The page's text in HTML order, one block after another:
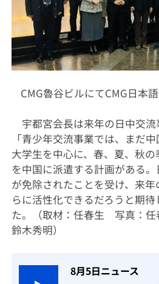
CMG魯谷ビルにてCMG日本
宇都宮会長は来年の日中交流
「青少年交流事業では、まだ
大学生を中心に、春、夏、秋の
を中国に派遣する計画がある
が免除されたことを受け、来
らに活性化できるだろうと期
た。
（取材：任春生 写真：
鈴木秀明）
8月5日ニュース